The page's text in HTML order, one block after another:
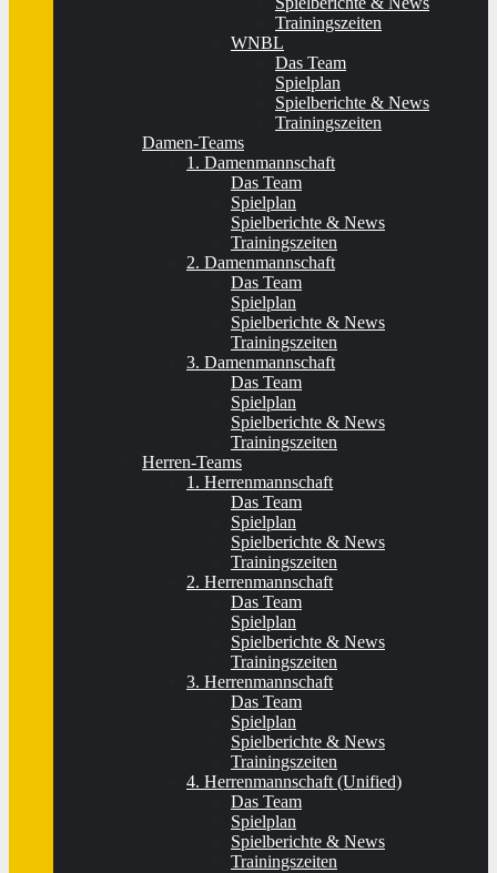
Trainingszeiten
WNBL
Das Team
Spielplan
Spielberichte & News
Trainingszeiten
Damen-Teams
1. Damenmannschaft
Das Team
Spielplan
Spielberichte & News
Trainingszeiten
2. Damenmannschaft
Das Team
Spielplan
Spielberichte & News
Trainingszeiten
3. Damenmannschaft
Das Team
Spielplan
Spielberichte & News
Trainingszeiten
Herren-Teams
1. Herrenmannschaft
Das Team
Spielplan
Spielberichte & News
Trainingszeiten
2. Herrenmannschaft
Das Team
Spielplan
Spielberichte & News
Trainingszeiten
3. Herrenmannschaft
Das Team
Spielplan
Spielberichte & News
Trainingszeiten
4. Herrenmannschaft (Unified)
Das Team
Spielplan
Spielberichte & News
Trainingszeiten